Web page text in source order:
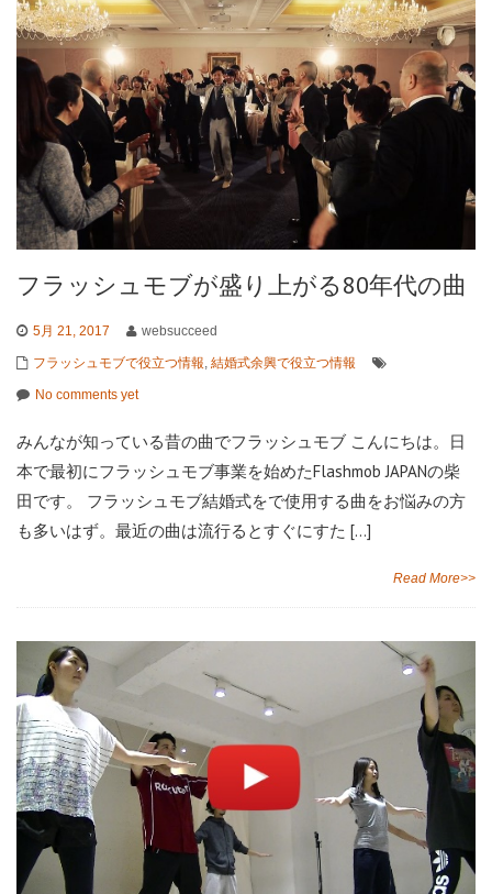
フラッシュモブが盛り上がる80年代の曲
5月 21, 2017 websucceed
フラッシュモブで役立つ情報 結婚式余興で役立つ情報
No comments yet
みんなが知っている昔の曲でフラッシュモブ こんにちは。日
本で最初にフラッシュモブ事業を始めたFlashmob JAPANの柴
田です。 フラッシュモブ結婚式をで使用する曲をお悩みの方
も多いはず。最近の曲は流行るとすぐにすた […]
Read More>>